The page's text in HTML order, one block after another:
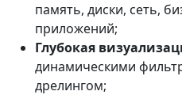
память, диски, сеть,
приложений;
Глубокая
динамическими
дрелингом;